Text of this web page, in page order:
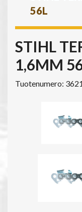
56L
STIHL
1,6MM
Tuotenumero: